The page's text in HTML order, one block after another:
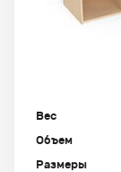
Вес
Объем
Размеры